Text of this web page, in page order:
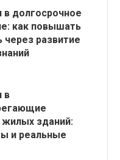
в долгосрочное
как повышать
через развитие
в
жилых зданий:
и реальные